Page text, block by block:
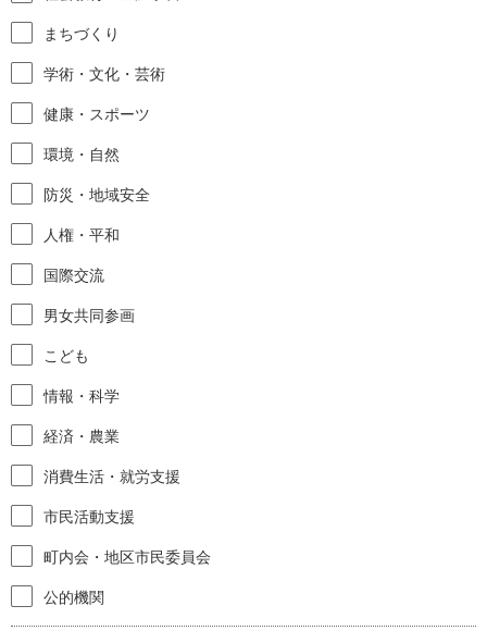
まちづくり
学術・文化・芸術
健康・スポーツ
環境・自然
防災・地域安全
人権・平和
国際交流
男女共同参画
こども
情報・科学
経済・農業
消費生活・就労支援
市民活動支援
町内会・地区市民委員会
公的機関